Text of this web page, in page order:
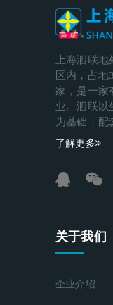
上海泗联
区内，占地
家，是一家
业。泗联以
为基础，配
了解更多
关于我们
企业介绍